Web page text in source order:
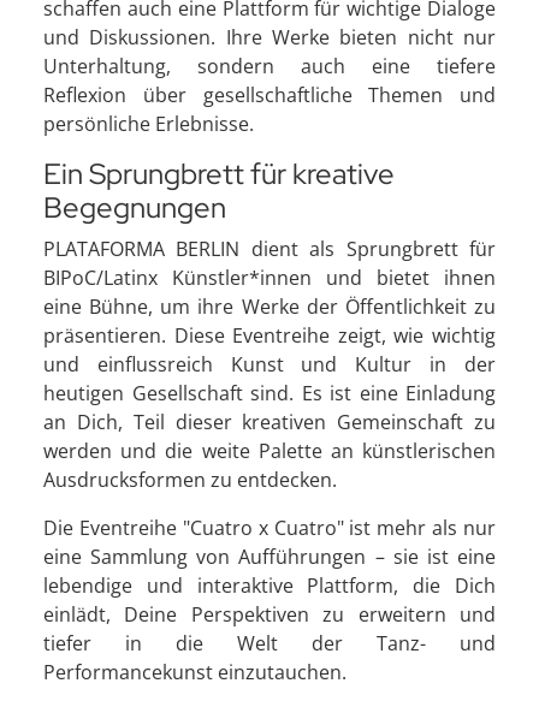
schaffen auch eine Plattform für wichtige Dialoge
und Diskussionen. Ihre Werke bieten nicht nur
Unterhaltung, sondern auch eine tiefere
Reflexion über gesellschaftliche Themen und
persönliche Erlebnisse.
Ein Sprungbrett für kreative
Begegnungen
PLATAFORMA BERLIN dient als Sprungbrett für
BIPoC/Latinx Künstler*innen und bietet ihnen
eine Bühne, um ihre Werke der Öffentlichkeit zu
präsentieren. Diese Eventreihe zeigt, wie wichtig
und einflussreich Kunst und Kultur in der
heutigen Gesellschaft sind. Es ist eine Einladung
an Dich, Teil dieser kreativen Gemeinschaft zu
werden und die weite Palette an künstlerischen
Ausdrucksformen zu entdecken.
Die Eventreihe "Cuatro x Cuatro" ist mehr als nur
eine Sammlung von Aufführungen – sie ist eine
lebendige und interaktive Plattform, die Dich
einlädt, Deine Perspektiven zu erweitern und
tiefer in die Welt der Tanz- und
Performancekunst einzutauchen.